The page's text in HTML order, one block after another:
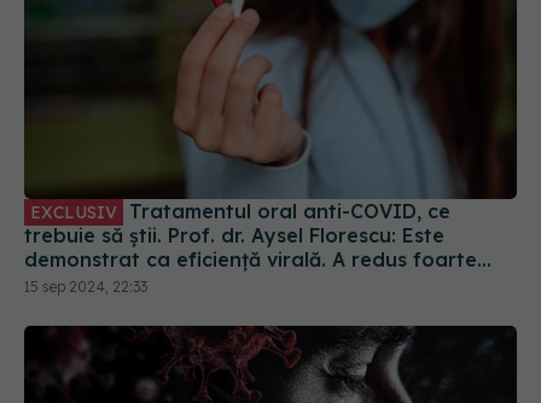
EXCLUSIV
trebuie să știi. Prof. dr. Aysel Florescu: Este
demonstrat ca eficiență virală. A redus foarte
mult riscul de spitalizare
15 sep 2024, 22:33